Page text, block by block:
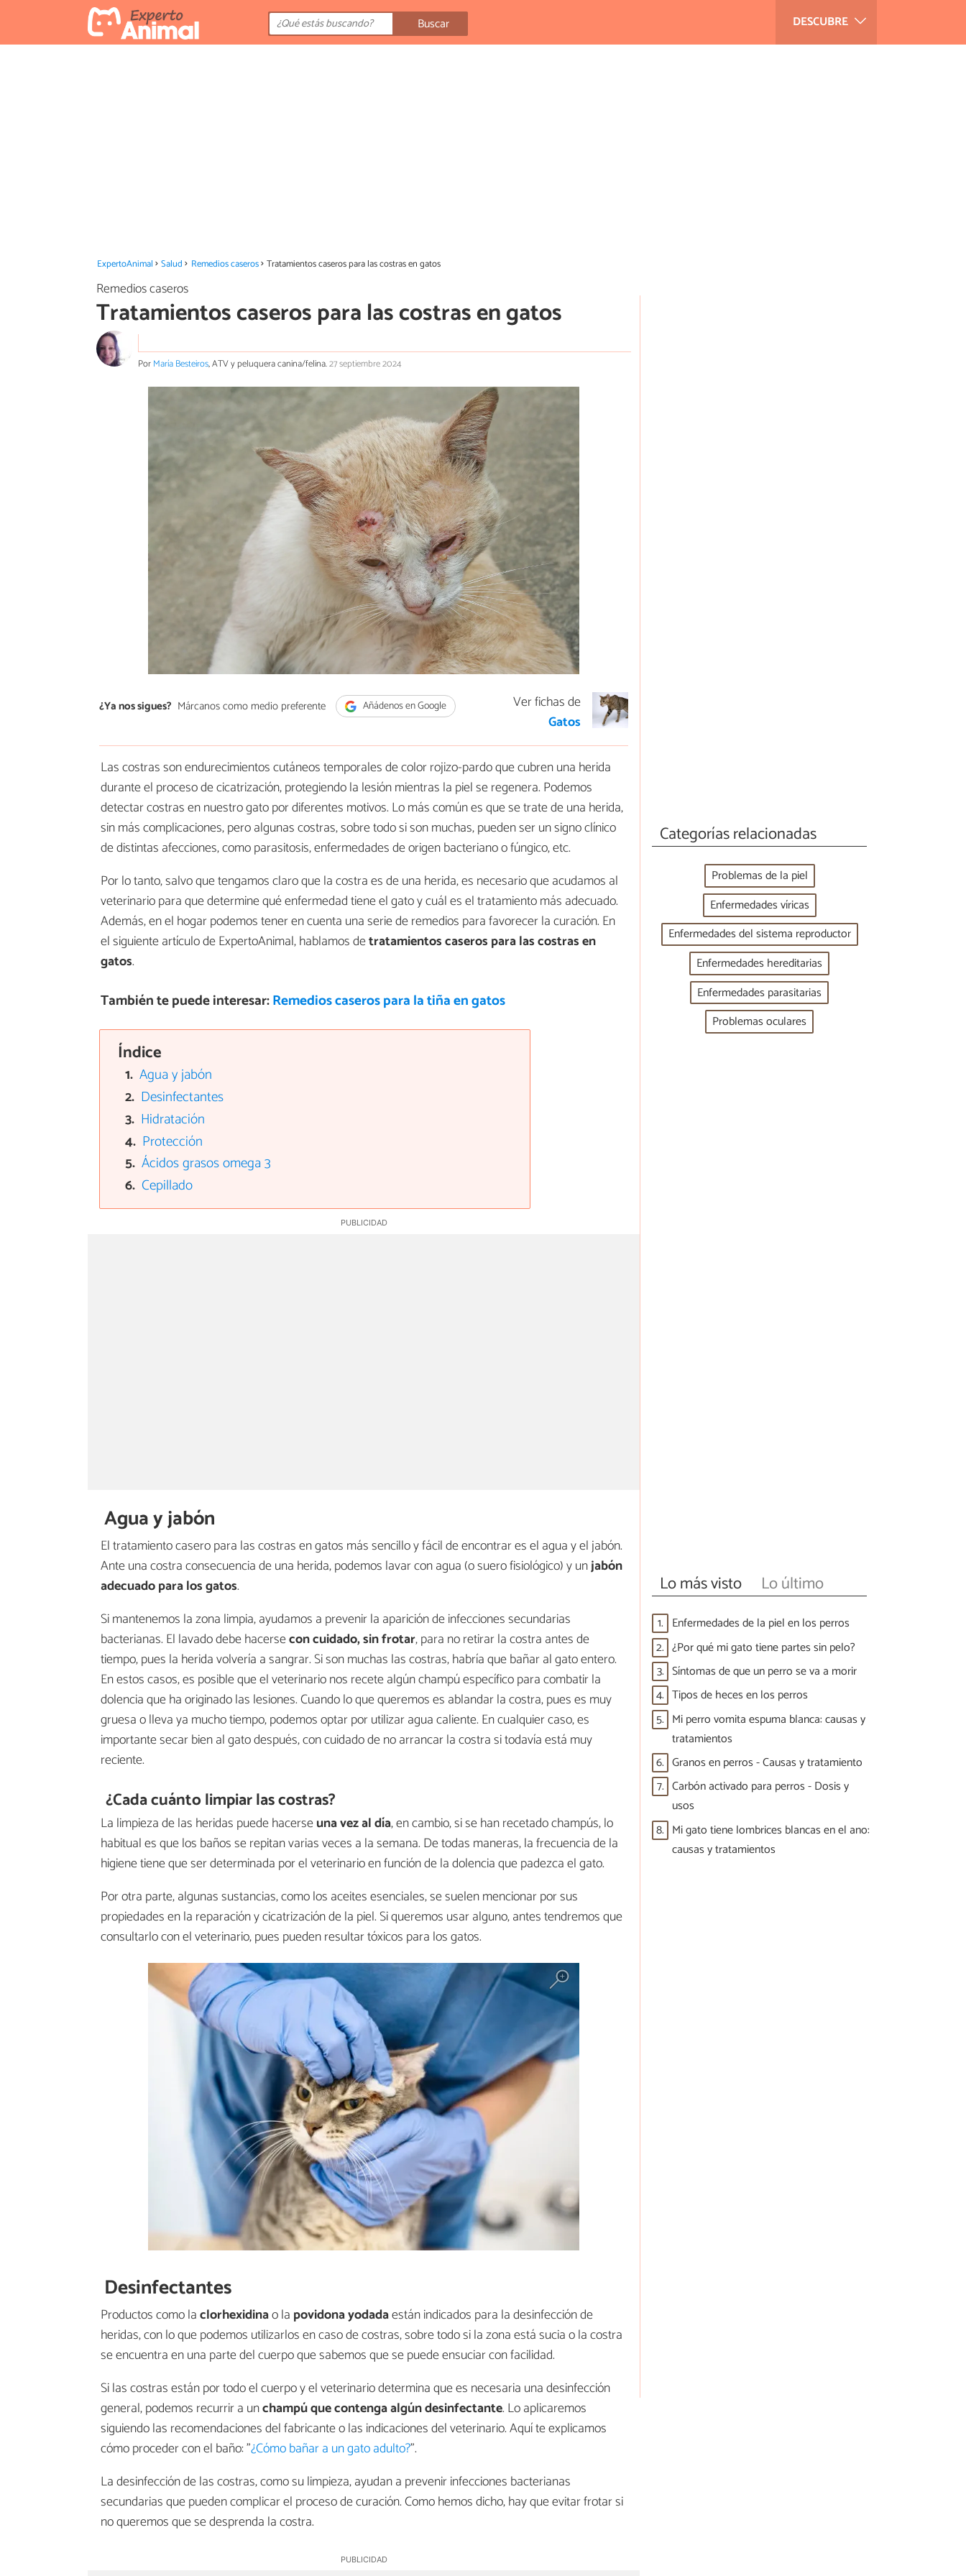
DESCUBRE
Buscar
ExpertoAnimal Salud Remedios caseros Tratamientos caseros para las costras en gatos
Remedios caseros
Tratamientos caseros para las costras en gatos
PorMaría Besteiros, ATV y peluquera canina/felina.27 septiembre 2024
¿Ya nos sigues? Márcanos como medio preferente Añádenos en Google
Ver fichas de
Gatos
Las costras son endurecimientos cutáneos temporales de color rojizo-pardo que cubren una herida
durante el proceso de cicatrización, protegiendo la lesión mientras la piel se regenera. Podemos
detectar costras en nuestro gato por diferentes motivos. Lo más común es que se trate de una herida,
sin más complicaciones, pero algunas costras, sobre todo si son muchas, pueden ser un signo clínico
de distintas afecciones, como parasitosis, enfermedades de origen bacteriano o fúngico, etc.
Por lo tanto, salvo que tengamos claro que la costra es de una herida, es necesario que acudamos al
veterinario para que determine qué enfermedad tiene el gato y cuál es el tratamiento más adecuado.
Además, en el hogar podemos tener en cuenta una serie de remedios para favorecer la curación. En
el siguiente artículo de ExpertoAnimal, hablamos detratamientos caseros para las costras en
gatos.
También te puede interesar:Remedios caseros para la tiña en gatos
Índice
Agua y jabón
Desinfectantes
Hidratación
Protección
Ácidos grasos omega 3
Cepillado
Agua y jabón
El tratamiento casero para las costras en gatos más sencillo y fácil de encontrar es el agua y el jabón.
Ante una costra consecuencia de una herida, podemos lavar con agua (o suero fisiológico) y unjabón
adecuado para los gatos.
Si mantenemos la zona limpia, ayudamos a prevenir la aparición de infecciones secundarias
bacterianas. El lavado debe hacersecon cuidado, sin frotar, para no retirar la costra antes de
tiempo, pues la herida volvería a sangrar. Si son muchas las costras, habría que bañar al gato entero.
En estos casos, es posible que el veterinario nos recete algún champú específico para combatir la
dolencia que ha originado las lesiones. Cuando lo que queremos es ablandar la costra, pues es muy
gruesa o lleva ya mucho tiempo, podemos optar por utilizar agua caliente. En cualquier caso, es
importante secar bien al gato después, con cuidado de no arrancar la costra si todavía está muy
reciente.
¿Cada cuánto limpiar las costras?
La limpieza de las heridas puede hacerseuna vez al día, en cambio, si se han recetado champús, lo
habitual es que los baños se repitan varias veces a la semana. De todas maneras, la frecuencia de la
higiene tiene que ser determinada por el veterinario en función de la dolencia que padezca el gato.
Por otra parte, algunas sustancias, como los aceites esenciales, se suelen mencionar por sus
propiedades en la reparación y cicatrización de la piel. Si queremos usar alguno, antes tendremos que
consultarlo con el veterinario, pues pueden resultar tóxicos para los gatos.
Desinfectantes
Productos como laclorhexidinao la povidona yodadaestán indicados para la desinfección de
heridas, con lo que podemos utilizarlos en caso de costras, sobre todo si la zona está sucia o la costra
se encuentra en una parte del cuerpo que sabemos que se puede ensuciar con facilidad.
Si las costras están por todo el cuerpo y el veterinario determina que es necesaria una desinfección
general, podemos recurrir a unchampú que contenga algún desinfectante. Lo aplicaremos
siguiendo las recomendaciones del fabricante o las indicaciones del veterinario. Aquí te explicamos
cómo proceder con el baño: "¿Cómo bañar a un gato adulto?".
La desinfección de las costras, como su limpieza, ayudan a prevenir infecciones bacterianas
secundarias que pueden complicar el proceso de curación. Como hemos dicho, hay que evitar frotar si
no queremos que se desprenda la costra.
Categorías relacionadas
Problemas de la piel
Enfermedades víricas
Enfermedades del sistema reproductor
Enfermedades hereditarias
Enfermedades parasitarias
Problemas oculares
Lo más visto Lo último
1. Enfermedades de la piel en los perros
2. ¿Por qué mi gato tiene partes sin pelo?
3. Síntomas de que un perro se va a morir
4. Tipos de heces en los perros
5. Mi perro vomita espuma blanca: causas y
tratamientos
6. Granos en perros - Causas y tratamiento
7. Carbón activado para perros - Dosis y
usos
8. Mi gato tiene lombrices blancas en el ano:
causas y tratamientos